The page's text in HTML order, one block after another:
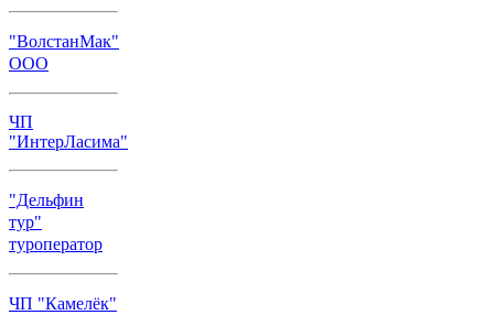
"ВолстанМак"
ООО
ЧП
"ИнтерЛасима"
"Дельфин
тур"
туроператор
ЧП "Камелёк"